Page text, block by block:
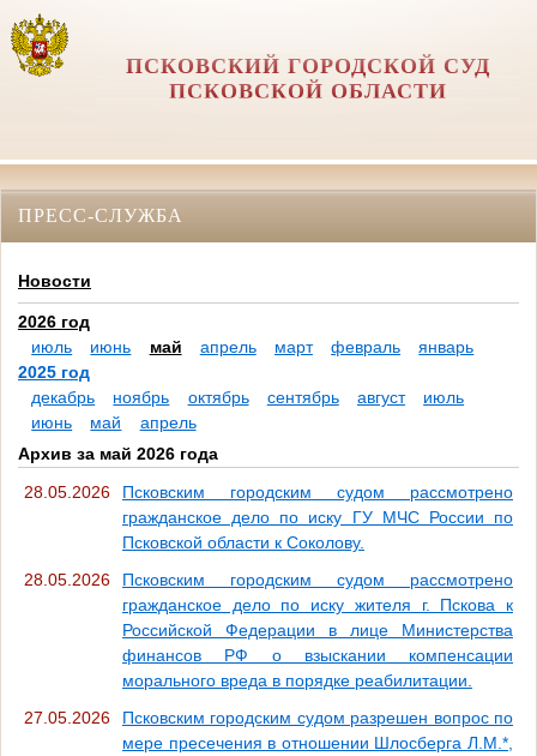
ПСКОВСКИЙ ГОРОДСКОЙ СУД
ПСКОВСКОЙ ОБЛАСТИ
ПРЕСС-СЛУЖБА
Новости
2026 год
июль
июнь май апрель март февраль
январь
2025 год
декабрь
ноябрь октябрь сентябрь август
июль
июнь
май
апрель
Архив за май 2026 года
28.05.2026
Псковским городским судом рассмотрено
гражданское дело по иску ГУ МЧС России по
Псковской области к Соколову.
28.05.2026
Псковским городским судом рассмотрено
гражданское дело по иску жителя г. Пскова к
Российской Федерации в лице Министерства
финансов РФ о взыскании компенсации
морального вреда в порядке реабилитации.
27.05.2026
Псковским городским судом разрешен вопрос по
мере пресечения в отношении Шлосберга Л.М.*,